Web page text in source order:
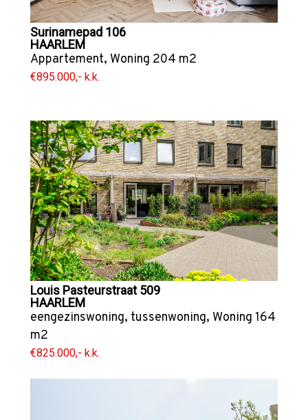
Surinamepad 106
HAARLEM
Appartement, Woning 204 m2
€895.000,- k.k.
Louis Pasteurstraat 509
HAARLEM
eengezinswoning, tussenwoning, Woning 164
m2
€825.000,- k.k.